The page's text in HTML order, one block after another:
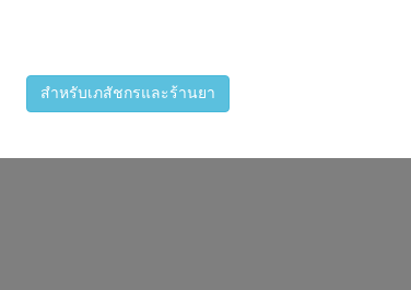
สำหรับเภสัชกรและร้านยา